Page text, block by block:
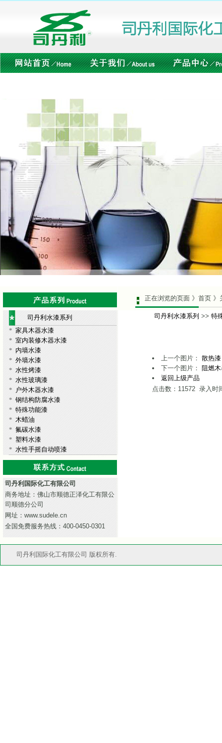
正在浏览的页面 》首页 》
司丹利水漆系列
* 家具木器水漆
* 室内装修木器水漆
* 内墙水漆
* 外墙水漆
* 水性烤漆
* 水性玻璃漆
* 户外木器水漆
* 钢结构防腐水漆
* 特殊功能漆
* 木蜡油
* 氟碳水漆
* 塑料水漆
* 水性手摇自动喷漆
司丹利水漆系列 >> 特
上一个图片： 散热漆
下一个图片： 阻燃
返回上级产品
点击数：11572 录入时
司丹利国际化工有限公司
商务地址：佛山市顺德正泽化工有限公
司顺德分公司
网址：www.sudele.cn
全国免费服务热线：400-0450-0301
司丹利国际化工有限公司 版权所有.